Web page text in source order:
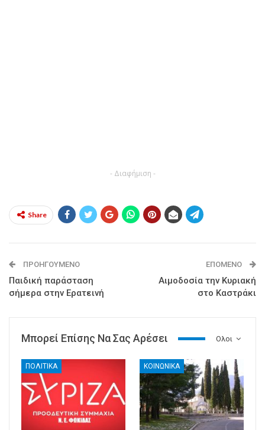
- Διαφήμιση -
Share
ΠΡΟΗΓΟΎΜΕΝΟ
Παιδική παράσταση
σήμερα στην Ερατεινή
ΕΠΌΜΕΝΟ
Αιμοδοσία την Κυριακή
στο Καστράκι
Ολοι
Μπορεί Επίσης Να Σας Αρέσει
ΠΟΛΙΤΙΚΑ ΚΟΙΝΩΝΙΚΑ